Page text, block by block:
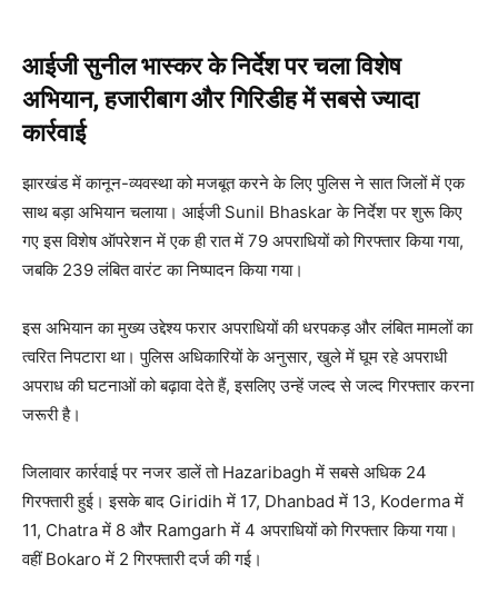
आईजी सुनील भास्कर के निर्देश पर चला विशेष
अभियान, हजारीबाग और गिरिडीह में सबसे ज्यादा
कार्रवाई
झारखंड में कानून-व्यवस्था को मजबूत करने के लिए पुलिस ने सात जिलों में एक
साथ बड़ा अभियान चलाया। आईजी Sunil Bhaskar के निर्देश पर शुरू किए
गए इस विशेष ऑपरेशन में एक ही रात में 79 अपराधियों को गिरफ्तार किया गया,
जबकि 239 लंबित वारंट का निष्पादन किया गया।
इस अभियान का मुख्य उद्देश्य फरार अपराधियों की धरपकड़ और लंबित मामलों का
त्वरित निपटारा था। पुलिस अधिकारियों के अनुसार, खुले में घूम रहे अपराधी
अपराध की घटनाओं को बढ़ावा देते हैं, इसलिए उन्हें जल्द से जल्द गिरफ्तार करना
जरूरी है।
जिलावार कार्रवाई पर नजर डालें तो Hazaribagh में सबसे अधिक 24
गिरफ्तारी हुई। इसके बाद Giridih में 17, Dhanbad में 13, Koderma में
11, Chatra में 8 और Ramgarh में 4 अपराधियों को गिरफ्तार किया गया।
वहीं Bokaro में 2 गिरफ्तारी दर्ज की गई।